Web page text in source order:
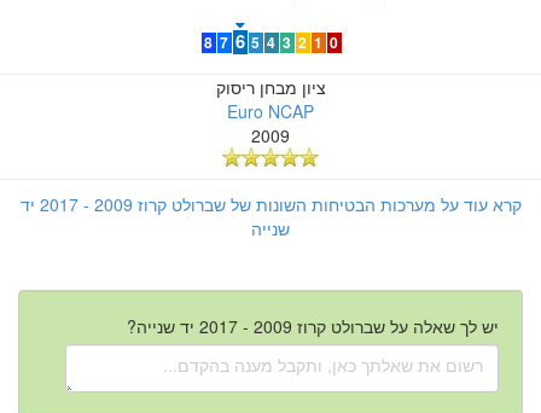
0
1
2
3
4
5
6
7
8
ציון מבחן ריסוק
Euro NCAP
2009
קרא עוד על מערכות הבטיחות השונות של שברולט קרוז 2009 - 2017 יד
שנייה
יש לך שאלה על שברולט קרוז 2009 - 2017 יד שנייה?